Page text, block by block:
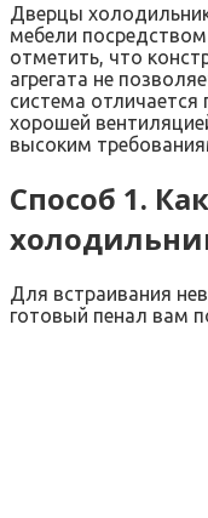
Дверцы
мебели
отметить, что
агрегата не
система
хорошей
высоким
Способ 1.
Для встраивания
готовый пенал вам